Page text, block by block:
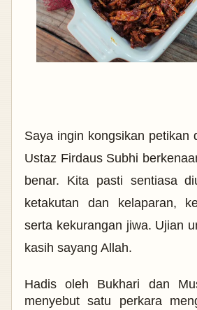
Saya ingin kongsikan petikan
Ustaz Firdaus Subhi
benar. Kita pasti sentiasa
ketakutan dan kelaparan,
serta kekurangan jiwa. Ujian
kasih sayang Allah.
Hadis oleh Bukhari dan
menyebut satu perkara